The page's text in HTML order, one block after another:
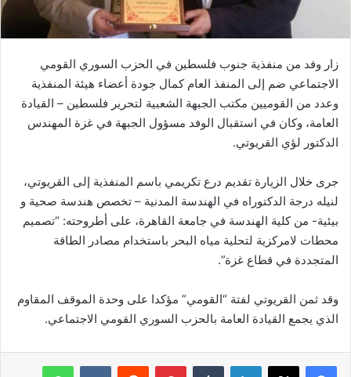
زار وفد من منفذية جنوب فلسطين في الحزب السوري القومي
الاجتماعي ضم إلى المنفذ العام كمال جودة أعضاء هيئة المنفذية
وعدد من القوميين مكتب الجبهة الشعبية لتحرير فلسطين – القيادة
العامة، وكان في استقبال الوفد مسؤول الجبهة في غزة المهندس
الدكتور لؤي القريوتي.
جرى خلال الزيارة تقديم درع تكريمي باسم المنفذية إلى القريوتي،
لنيله درجة الدكتوراه في الهندسة المدنية – تخصص هندسة صحية و
بيئية- من كلية الهندسة في جامعة القاهرة، على أطروحته: “تصميم
محطات لامركزية لتحلية مياه البحر باستخدام مصادر الطاقة
المتجددة في قطاع غزة”.
وقد ثمن القريوتي لفتة “القومي” مؤكدا على وحدة الموقف المقاوم
الذي يجمع القيادة العامة بالحزب السوري القومي الاجتماعي.
فيسبوك لينكدإن بينتيريست